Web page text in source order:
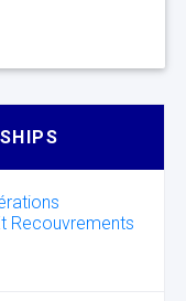
Recouvrements